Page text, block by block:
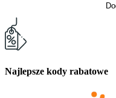
Najlepsze kody rabatowe